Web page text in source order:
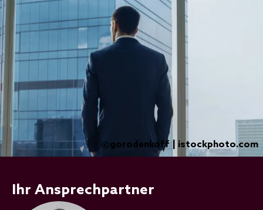
©gorodenkoff | istockphoto.com
Ihr Ansprechpartner